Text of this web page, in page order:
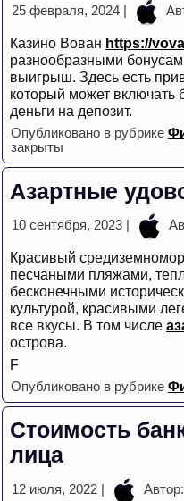
25 февраля, 2024 |
Казино Вован https://
разнообразными
выигрыш. Здесь есть
который может
деньги на депозит.
Опубликовано в рубрике
закрыты
Азартные
10 сентября, 2023 |
Красивый
песчаными пляжами,
бесконечными
культурой, красивыми
все вкусы. В том числе
острова.
F
Опубликовано в рубрике
Стоимость
лица
12 июля, 2022 |